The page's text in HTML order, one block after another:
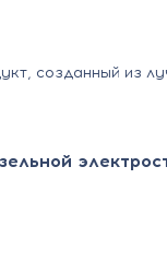
созданный из